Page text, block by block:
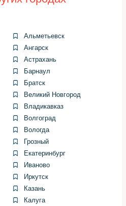
и аккуратно слейте часть
разлив при
приводной ремень ГУР,
замените ремень новым, если
делайте медленно, чтобы не
снимите подводящие и
тряпки и ёмкость для
лучше заменить
крепёжные болты и
Обратите внимание на
его нужно снять
Альметьевск
Ангарск
Астрахань
Барнаул
Братск
Великий Новгород
Владикавказ
Волгоград
Вологда
Грозный
Екатеринбург
Иваново
Иркутск
Казань
Калуга